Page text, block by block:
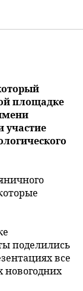
площадке
участие
поделились
все
новогодних